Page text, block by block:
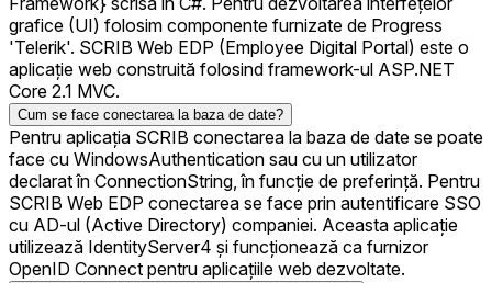
grafice (UI) folosim componente furnizate de Progress
'Telerik'. SCRIB Web EDP (Employee Digital Portal) este o
aplicație web construită folosind framework-ul ASP.NET
Core 2.1 MVC.
Cum se face conectarea la baza de date?
Pentru aplicația SCRIB conectarea la baza de date se poate
face cu WindowsAuthentication sau cu un utilizator
declarat în ConnectionString, în funcție de preferință. Pentru
SCRIB Web EDP conectarea se face prin autentificare SSO
cu AD-ul (Active Directory) companiei. Aceasta aplicație
utilizează IdentityServer4 și funcționează ca furnizor
OpenID Connect pentru aplicațiile web dezvoltate.